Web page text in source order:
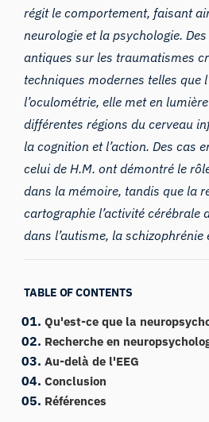
régit le comportement, faisant
neurologie et la psychologie.
antiques sur les traumatismes
techniques modernes telles que
l’oculométrie, elle met en
différentes régions du cerveau
la cognition et l’action. Des cas
celui de H.M. ont démontré le
dans la mémoire, tandis que la
cartographie l’activité cérébrale
dans l’autisme, la schizophrénie
TABLE OF CONTENTS
Qu'est-ce que la
Recherche en
Au-delà de l'EEG
Conclusion
Références